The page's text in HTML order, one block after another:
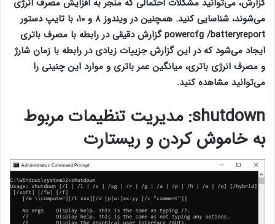
می‌شوند، شناسایی کنید. همچنین در ویندوز ۸ و ۱۰، با تایپ دستور
powercfg /batteryreport گزارش دقیقی در رابطه با مصرف باتری
ایجاد می‌شود که در این گزارش جزییات زیادی در رابطه با زمان شارژ
و مصرف انرژی باتری، میانگین عمر باتری و موارد این چنینی را
می‌توانید مشاهده کنید.
shutdown: مدیریت تنظیمات مربوط
به خاموش کردن و ریستارت